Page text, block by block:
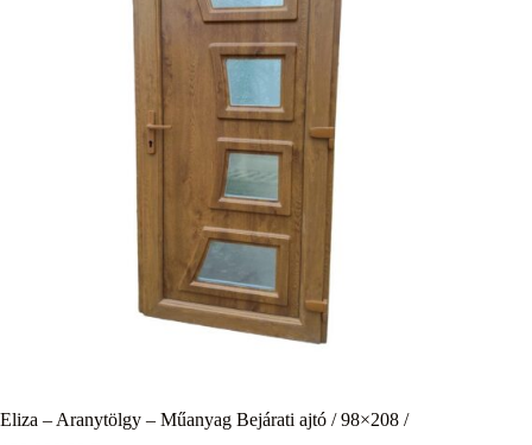
Eliza – Aranytölgy – Műanyag Bejárati ajtó / 98×208 /